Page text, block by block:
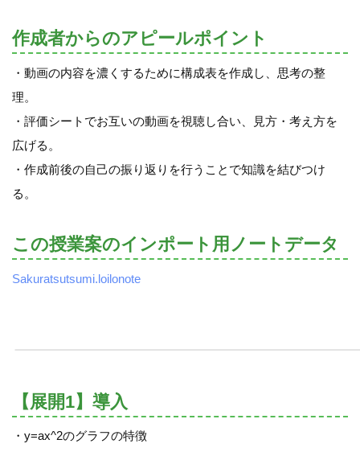
作成者からのアピールポイント
・動画の内容を濃くするために構成表を作成し、思考の整
理。
・評価シートでお互いの動画を視聴し合い、見方・考え方を
広げる。
・作成前後の自己の振り返りを行うことで知識を結びつけ
る。
この授業案のインポート用ノートデータ
Sakuratsutsumi.loilonote
【展開1】導入
・y=ax^2のグラフの特徴